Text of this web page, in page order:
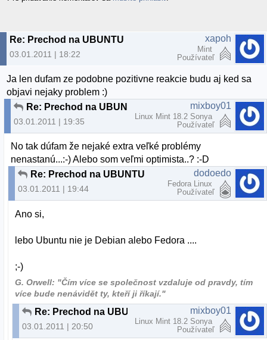
Re: Prechod na UBUNTU
03.01.2011 | 18:22
xapoh
Mint
Používateľ
Ja len dufam ze podobne pozitivne reakcie budu aj ked sa
objavi nejaky problem :)
Re: Prechod na UBUNTU
03.01.2011 | 19:35
mixboy01
Linux Mint 18.2 Sonya
Používateľ
No tak dúfam že nejaké extra veľké problémy
nenastanú...:-) Alebo som veľmi optimista..? :-D
Re: Prechod na UBUNTU
03.01.2011 | 19:44
dodoedo
Fedora Linux
Používateľ
Ano si,
lebo Ubuntu nie je Debian alebo Fedora ....
;-)
G. Orwell: "Čím více se společnost vzdaluje od pravdy, tím
více bude nenávidět ty, kteří ji říkají."
Re: Prechod na UBUNTU
03.01.2011 | 20:50
mixboy01
Linux Mint 18.2 Sonya
Používateľ